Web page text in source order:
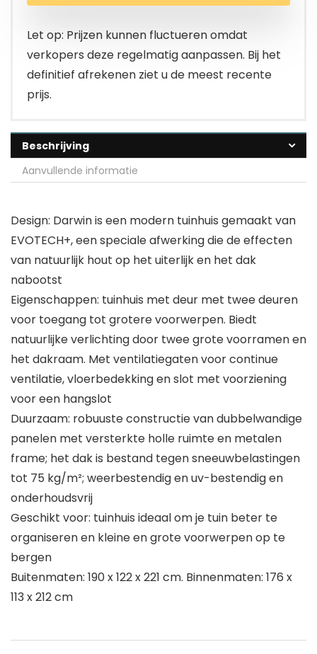
Let op: Prijzen kunnen fluctueren omdat
verkopers deze regelmatig aanpassen. Bij het
definitief afrekenen ziet u de meest recente
prijs.
Beschrijving
Aanvullende informatie
Design: Darwin is een modern tuinhuis gemaakt van
EVOTECH+, een speciale afwerking die de effecten
van natuurlijk hout op het uiterlijk en het dak
nabootst
Eigenschappen: tuinhuis met deur met twee deuren
voor toegang tot grotere voorwerpen. Biedt
natuurlijke verlichting door twee grote voorramen en
het dakraam. Met ventilatiegaten voor continue
ventilatie, vloerbedekking en slot met voorziening
voor een hangslot
Duurzaam: robuuste constructie van dubbelwandige
panelen met versterkte holle ruimte en metalen
frame; het dak is bestand tegen sneeuwbelastingen
tot 75 kg/m²; weerbestendig en uv-bestendig en
onderhoudsvrij
Geschikt voor: tuinhuis ideaal om je tuin beter te
organiseren en kleine en grote voorwerpen op te
bergen
Buitenmaten: 190 x 122 x 221 cm. Binnenmaten: 176 x
113 x 212 cm